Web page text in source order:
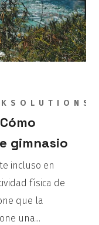
gimnasio
incluso en
física de
que la
una...